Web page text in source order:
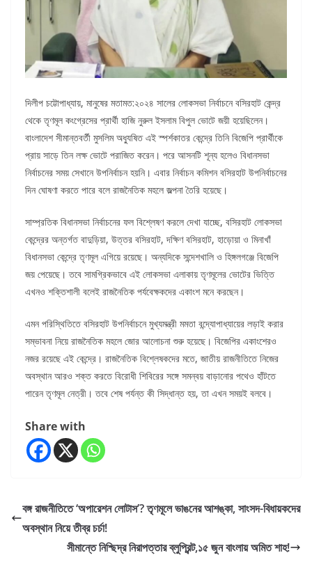
দিলীপ চট্টোপাধ্যায়, মানুষের মতামত:২০২৪ সালের লোকসভা নির্বাচনে বসিরহাট কেন্দ্র
থেকে তৃণমূল কংগ্রেসের প্রার্থী হাজি নুরুল ইসলাম বিপুল ভোটে জয়ী হয়েছিলেন।
বাংলাদেশ সীমান্তবর্তী মুসলিম অধ্যুষিত এই স্পর্শকাতর কেন্দ্রে তিনি বিজেপি প্রার্থীকে
প্রায় সাড়ে তিন লক্ষ ভোটে পরাজিত করেন। পরে আসনটি শূন্য হলেও বিধানসভা
নির্বাচনের সময় সেখানে উপনির্বাচন হয়নি। এবার নির্বাচন কমিশন বসিরহাট উপনির্বাচনের
দিন ঘোষণা করতে পারে বলে রাজনৈতিক মহলে জল্পনা তৈরি হয়েছে।
সাম্প্রতিক বিধানসভা নির্বাচনের ফল বিশ্লেষণ করলে দেখা যাচ্ছে, বসিরহাট লোকসভা
কেন্দ্রের অন্তর্গত বাদুড়িয়া, উত্তর বসিরহাট, দক্ষিণ বসিরহাট, হাড়োয়া ও মিনাখাঁ
বিধানসভা কেন্দ্রে তৃণমূল এগিয়ে রয়েছে। অন্যদিকে সন্দেশখালি ও হিঙ্গলগঞ্জে বিজেপি
জয় পেয়েছে। তবে সামগ্রিকভাবে এই লোকসভা এলাকায় তৃণমূলের ভোটের ভিত্তি
এখনও শক্তিশালী বলেই রাজনৈতিক পর্যবেক্ষকদের একাংশ মনে করছেন।
এমন পরিস্থিতিতে বসিরহাট উপনির্বাচনে মুখ্যমন্ত্রী মমতা বন্দ্যোপাধ্যায়ের লড়াই করার
সম্ভাবনা নিয়ে রাজনৈতিক মহলে জোর আলোচনা শুরু হয়েছে। বিজেপির একাংশেরও
নজর রয়েছে এই কেন্দ্রে। রাজনৈতিক বিশ্লেষকদের মতে, জাতীয় রাজনীতিতে নিজের
অবস্থান আরও শক্ত করতে বিরোধী শিবিরের সঙ্গে সমন্বয় বাড়ানোর পথেও হাঁটতে
পারেন তৃণমূল নেত্রী। তবে শেষ পর্যন্ত কী সিদ্ধান্ত হয়, তা এখন সময়ই বলবে।
Share with
বঙ্গ রাজনীতিতে ‘অপারেশন লোটাস’? তৃণমূলে ভাঙনের আশঙ্কা, সাংসদ-বিধায়কদের
অবস্থান নিয়ে তীব্র চর্চা!
সীমান্তে নিশ্ছিদ্র নিরাপত্তার ব্লুপ্রিন্ট,১৫ জুন বাংলায় অমিত শাহ!